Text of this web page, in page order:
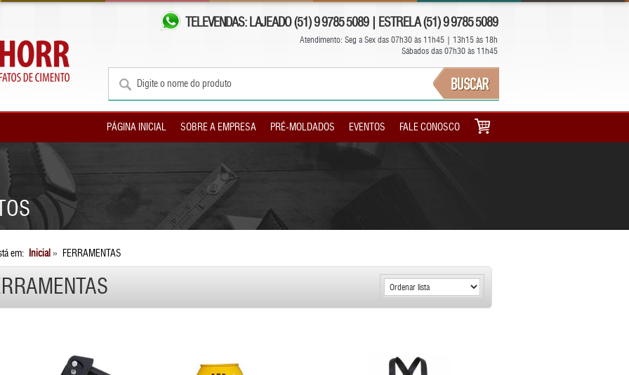
TELEVENDAS: LAJEADO (51) 9 9785 5089 | ESTRELA (51) 9 9785 5089
Atendimento: Seg a Sex das 07h30 às 11h45 | 13h15 às 18h
Sábados das 07h30 às 11h45
PÁGINA INICIAL SOBRE A EMPRESA PRÉ-MOLDADOS EVENTOS FALE CONOSCO
em: Inicial » FERRAMENTAS